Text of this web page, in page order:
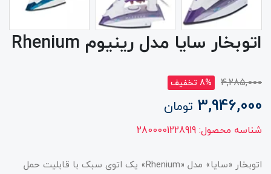
اتوبخار سایا مدل رینیوم Rhenium
4,285,000 8% تخفیف
3,946,000 تومان
شناسه محصول: 2800001228919
اتوبخار «سایا» مدل «Rhenium» یک اتوی سبک با قابلیت حمل